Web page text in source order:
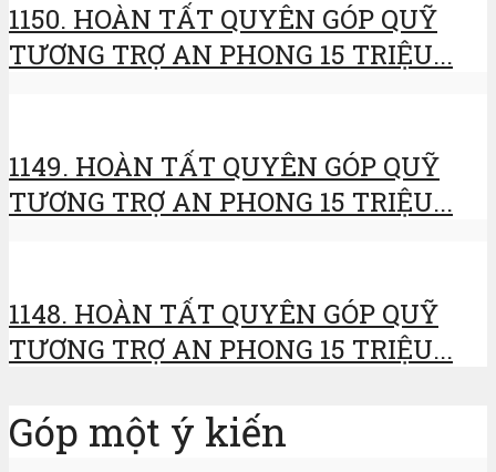
1150. HOÀN TẤT QUYÊN GÓP QUỸ
TƯƠNG TRỢ AN PHONG 15 TRIỆU...
1149. HOÀN TẤT QUYÊN GÓP QUỸ
TƯƠNG TRỢ AN PHONG 15 TRIỆU...
1148. HOÀN TẤT QUYÊN GÓP QUỸ
TƯƠNG TRỢ AN PHONG 15 TRIỆU...
Góp một ý kiến